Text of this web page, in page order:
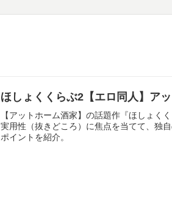
ほしょくくらぶ2【エロ同人】ア
【アットホーム酒家】の話題作『ほしょく
実用性（抜きどころ）に焦点を当てて、独
ポイントを紹介。